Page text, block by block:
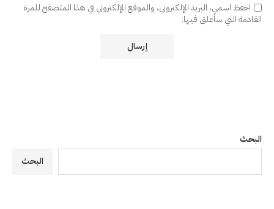
احفظ اسمي، البريد الإلكتروني، والموقع الإلكتروني في هذا المتصفح للمرة
القادمة التي سأعلق فيها.
البحث
البحث